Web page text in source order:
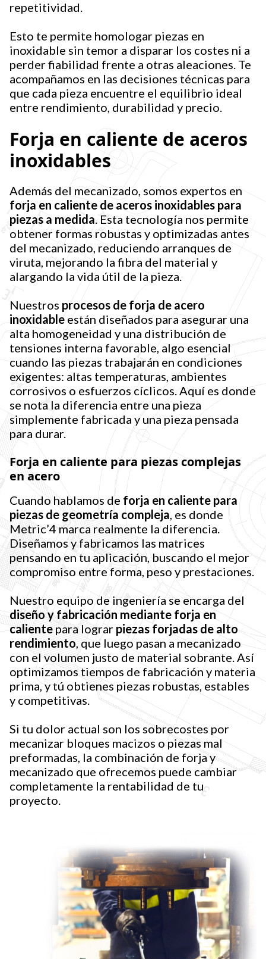
repetitividad.
Esto te permite homologar piezas en
inoxidable sin temor a disparar los costes ni a
perder fiabilidad frente a otras aleaciones. Te
acompañamos en las decisiones técnicas para
que cada pieza encuentre el equilibrio ideal
entre rendimiento, durabilidad y precio.
Forja en caliente de aceros
inoxidables
Además del mecanizado, somos expertos en
forja en caliente de aceros inoxidables para
piezas a medida. Esta tecnología nos permite
obtener formas robustas y optimizadas antes
del mecanizado, reduciendo arranques de
viruta, mejorando la fibra del material y
alargando la vida útil de la pieza.
Nuestros procesos de forja de acero
inoxidable están diseñados para asegurar una
alta homogeneidad y una distribución de
tensiones interna favorable, algo esencial
cuando las piezas trabajarán en condiciones
exigentes: altas temperaturas, ambientes
corrosivos o esfuerzos cíclicos. Aquí es donde
se nota la diferencia entre una pieza
simplemente fabricada y una pieza pensada
para durar.
Forja en caliente para piezas complejas
en acero
Cuando hablamos de forja en caliente para
piezas de geometría compleja, es donde
Metric’4 marca realmente la diferencia.
Diseñamos y fabricamos las matrices
pensando en tu aplicación, buscando el mejor
compromiso entre forma, peso y prestaciones.
Nuestro equipo de ingeniería se encarga del
diseño y fabricación mediante forja en
caliente para lograr piezas forjadas de alto
rendimiento, que luego pasan a mecanizado
con el volumen justo de material sobrante. Así
optimizamos tiempos de fabricación y materia
prima, y tú obtienes piezas robustas, estables
y competitivas.
Si tu dolor actual son los sobrecostes por
mecanizar bloques macizos o piezas mal
preformadas, la combinación de forja y
mecanizado que ofrecemos puede cambiar
completamente la rentabilidad de tu
proyecto.